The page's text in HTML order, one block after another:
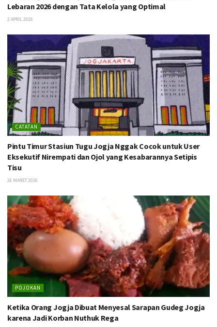
Lebaran 2026 dengan Tata Kelola yang Optimal
2 APRIL 2026
CATATAN
Pintu Timur Stasiun Tugu Jogja Nggak Cocok untuk User
Eksekutif Nirempati dan Ojol yang Kesabarannya Setipis
Tisu
26 MARET 2026
POJOKAN
Ketika Orang Jogja Dibuat Menyesal Sarapan Gudeg Jogja
karena Jadi Korban Nuthuk Rega